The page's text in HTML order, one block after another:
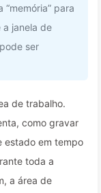
para
janela de
ser
de trabalho.
como gravar
estado em tempo
toda a
a área de